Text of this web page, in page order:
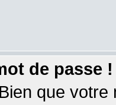
de passe !
que